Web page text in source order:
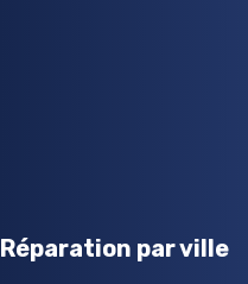
Réparation par ville